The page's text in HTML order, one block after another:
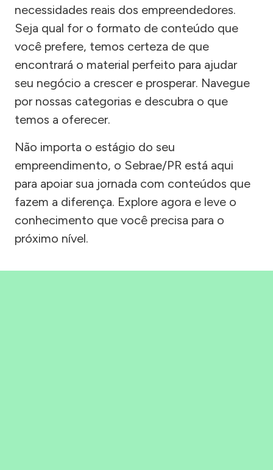
necessidades reais dos empreendedores.
Seja qual for o formato de conteúdo que
você prefere, temos certeza de que
encontrará o material perfeito para ajudar
seu negócio a crescer e prosperar. Navegue
por nossas categorias e descubra o que
temos a oferecer.
Não importa o estágio do seu
empreendimento, o Sebrae/PR está aqui
para apoiar sua jornada com conteúdos que
fazem a diferença. Explore agora e leve o
conhecimento que você precisa para o
próximo nível.